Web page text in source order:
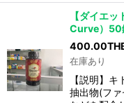
【ダイエ
Curve）50
400.00
在庫あり
【説明】
抽出物(フ